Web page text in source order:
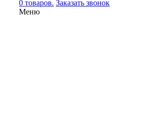
0 товаров. Заказать звонок
Меню